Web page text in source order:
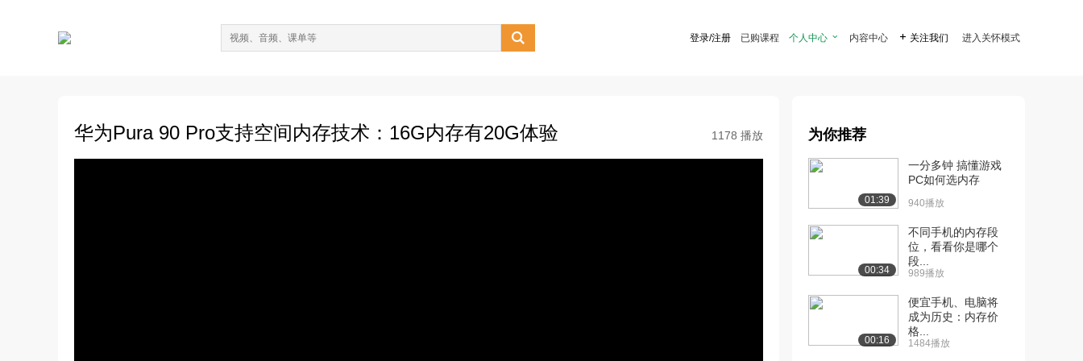
 登录/注册 已购课程 个人中心  内容中心  关注我们 进入关怀模式
华为Pura 90 Pro支持空间内存技术：16G内存有20G体验 1178 播放 为你推荐
01:39
一分多钟 搞懂游戏
PC如何选内存
940播放
00:34
不同手机的内存段
位，看看你是哪个
段...
989播放
00:16
便宜手机、电脑将
成为历史：内存价
格...
1484播放